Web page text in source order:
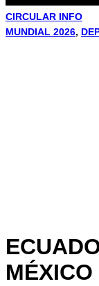
CIRCULAR INFO
MUNDIAL 2026,
MÉXICO